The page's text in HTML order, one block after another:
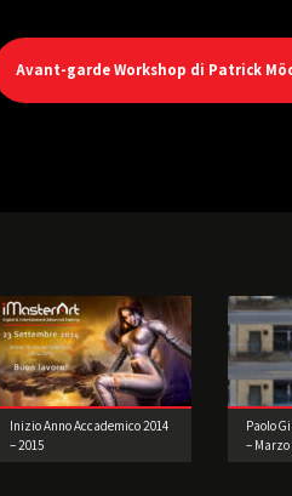
Avant-garde Workshop di Patrick
Inizio Anno Accademico 2014
– 2015
Paolo
– Marzo